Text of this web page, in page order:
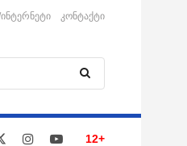
კონტაქტი
12+